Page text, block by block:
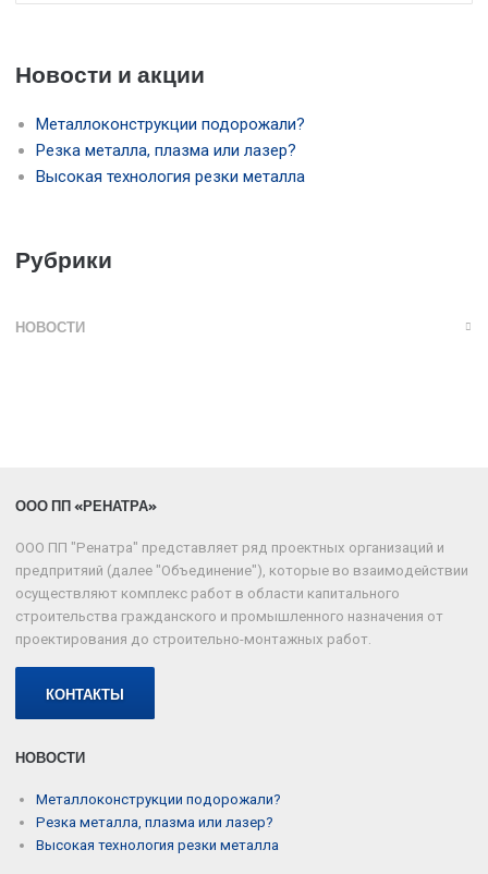
Новости и акции
Металлоконструкции подорожали?
Резка металла, плазма или лазер?
Высокая технология резки металла
Рубрики
НОВОСТИ
ООО ПП «РЕНАТРА»
ООО ПП "Ренатра" представляет ряд проектных организаций и
предпритяий (далее "Объединение"), которые во взаимодействии
осуществляют комплекс работ в области капитального
строительства гражданского и промышленного назначения от
проектирования до строительно-монтажных работ.
КОНТАКТЫ
НОВОСТИ
Металлоконструкции подорожали?
Резка металла, плазма или лазер?
Высокая технология резки металла